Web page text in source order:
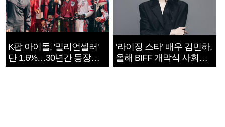
K팝 아이돌, '밀리언셀러'
단 1.6%…30년간 등장
1182개팀 전수조사
‘라이징 스타’ 배우 김민하,
올해 BIFF 개막식 사회자
확정